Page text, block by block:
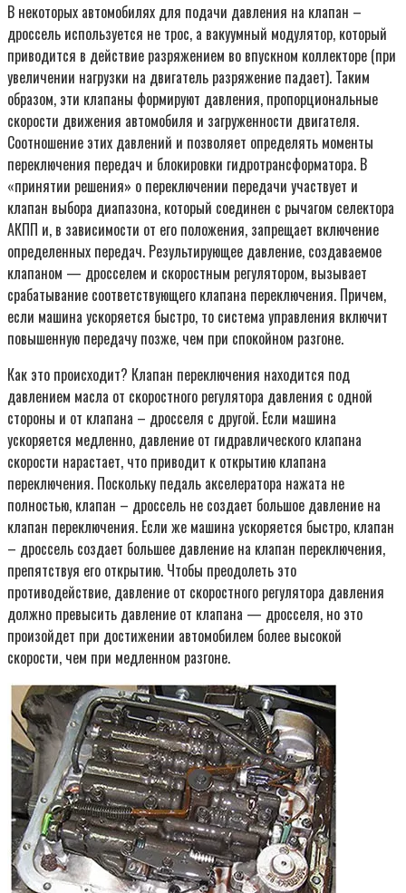
В некоторых автомобилях для подачи давления на клапан –
дроссель используется не трос, а вакуумный модулятор, который
приводится в действие разряжением во впускном коллекторе (при
увеличении нагрузки на двигатель разряжение падает). Таким
образом, эти клапаны формируют давления, пропорциональные
скорости движения автомобиля и загруженности двигателя.
Соотношение этих давлений и позволяет определять моменты
переключения передач и блокировки гидротрансформатора. В
«принятии решения» о переключении передачи участвует и
клапан выбора диапазона, который соединен с рычагом селектора
АКПП и, в зависимости от его положения, запрещает включение
определенных передач. Результирующее давление, создаваемое
клапаном — дросселем и скоростным регулятором, вызывает
срабатывание соответствующего клапана переключения. Причем,
если машина ускоряется быстро, то система управления включит
повышенную передачу позже, чем при спокойном разгоне.
Как это происходит? Клапан переключения находится под
давлением масла от скоростного регулятора давления с одной
стороны и от клапана – дросселя с другой. Если машина
ускоряется медленно, давление от гидравлического клапана
скорости нарастает, что приводит к открытию клапана
переключения. Поскольку педаль акселератора нажата не
полностью, клапан – дроссель не создает большое давление на
клапан переключения. Если же машина ускоряется быстро, клапан
– дроссель создает большее давление на клапан переключения,
препятствуя его открытию. Чтобы преодолеть это
противодействие, давление от скоростного регулятора давления
должно превысить давление от клапана — дросселя, но это
произойдет при достижении автомобилем более высокой
скорости, чем при медленном разгоне.